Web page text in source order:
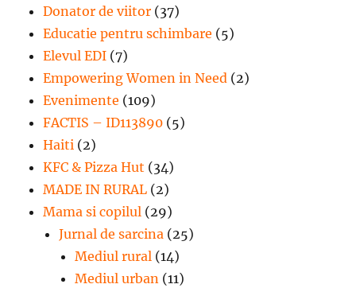
Donator de viitor (37)
Educatie pentru schimbare (5)
Elevul EDI (7)
Empowering Women in Need (2)
Evenimente (109)
FACTIS – ID113890 (5)
Haiti (2)
KFC & Pizza Hut (34)
MADE IN RURAL (2)
Mama si copilul (29)
Jurnal de sarcina (25)
Mediul rural (14)
Mediul urban (11)